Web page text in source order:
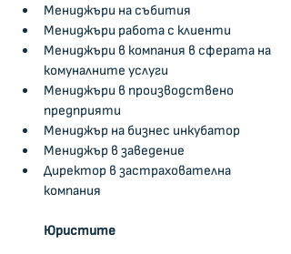
Мениджъри на събития
Мениджъри работа с клиенти
Мениджъри в компания в сферата на
комуналните услуги
Мениджъри в производствено
предприяти
Мениджър на бизнес инкубатор
Мениджър в заведение
Директор в застрахователна
компания
Юристите